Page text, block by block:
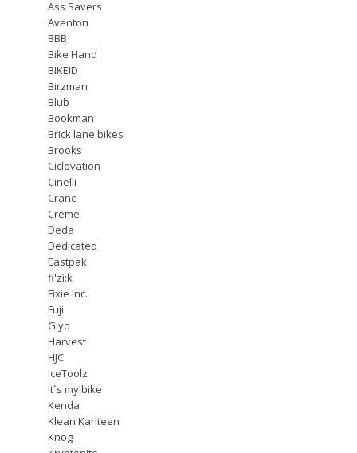
Ass Savers
Aventon
BBB
Bike Hand
BIKEID
Birzman
Blub
Bookman
Brick lane bikes
Brooks
Ciclovation
Cinelli
Crane
Creme
Deda
Dedicated
Eastpak
fi'zi:k
Fixie Inc.
Fuji
Giyo
Harvest
HJC
IceToolz
it`s my!bike
Kenda
Klean Kanteen
Knog